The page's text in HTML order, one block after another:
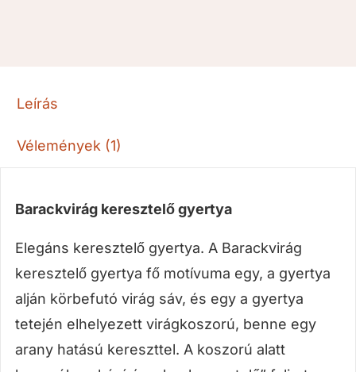
Leírás
Vélemények (1)
Barackvirág keresztelő gyertya
Elegáns keresztelő gyertya. A Barackvirág
keresztelő gyertya fő motívuma egy, a gyertya
alján körbefutó virág sáv, és egy a gyertya
tetején elhelyezett virágkoszorú, benne egy
arany hatású kereszttel. A koszorú alatt